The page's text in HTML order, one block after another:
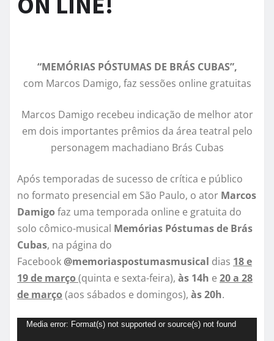
“MEMÓRIAS PÓSTUMAS DE BRÁS CUBAS”,
com Marcos Damigo, faz sessões online gratuitas
Marcos Damigo recebeu indicação de melhor ator
em dois importantes prêmios da área teatral pelo
personagem machadiano Brás Cubas
Após temporadas de sucesso de crítica e público
no formato presencial em São Paulo, o ator Marcos
Damigo faz uma temporada online e gratuita do
solo cômico-musical Memórias Póstumas de Brás
Cubas, na página do
Facebook @memoriaspostumasmusical dias 18 e
19 de março (quinta e sexta-feira), às 14h e 20 a 28
de março (aos sábados e domingos), às 20h.
Media error: Format(s) not supported or source(s) not found